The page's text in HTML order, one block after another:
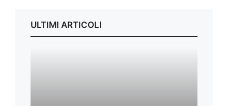
ULTIMI ARTICOLI